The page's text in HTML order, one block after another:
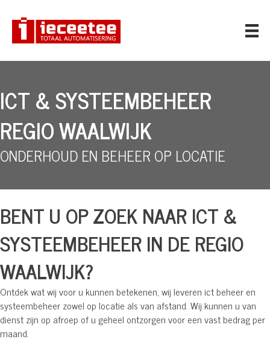
ICT & SYSTEEMBEHEER
REGIO WAALWIJK
ONDERHOUD EN BEHEER OP LOCATIE
BENT U OP ZOEK NAAR ICT &
SYSTEEMBEHEER IN DE REGIO
WAALWIJK?
Ontdek wat wij voor u kunnen betekenen, wij leveren ict beheer en
systeembeheer zowel op locatie als van afstand. Wij kunnen u van
dienst zijn op afroep of u geheel ontzorgen voor een vast bedrag per
maand.